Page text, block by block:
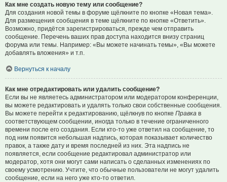
Как мне создать новую тему или сообщение?
Для создания новой темы в форуме щёлкните по кнопке «Новая тема».
Для размещения сообщения в теме щёлкните по кнопке «Ответить».
Возможно, придётся зарегистрироваться, прежде чем отправить
сообщение. Перечень ваших прав доступа находится внизу страниц
форума или темы. Например: «Вы можете начинать темы», «Вы можете
добавлять вложения» и т.п.
Вернуться к началу
Как мне отредактировать или удалить сообщение?
Если вы не являетесь администратором или модератором конференции,
вы можете редактировать и удалять только свои собственные сообщения.
Вы можете перейти к редактированию, щёлкнув по кнопке Правка в
соответствующем сообщении, иногда только в течение ограниченного
времени после его создания. Если кто-то уже ответил на сообщение, то
под ним появится небольшая надпись, которая показывает количество
правок, а также дату и время последней из них. Эта надпись не
появляется, если сообщение редактировал администратор или
модератор, хотя они могут сами написать о сделанных изменениях по
своему усмотрению. Учтите, что обычные пользователи не могут удалить
сообщение, если на него уже кто-то ответил.